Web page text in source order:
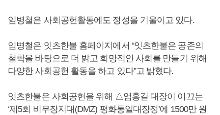
임병철은 사회공헌활동에도 정성을 기울이고 있다.
임병철은 잇츠한불 홈페이지에서 “잇츠한불은 공존의
철학을 바탕으로 더 밝고 희망적인 사회를 만들기 위해
다양한 사회공헌 활동을 하고 있다”고 밝혔다.
잇츠한불은 사회공헌을 위해 △엄홍길 대장이 이끄는
‘제5회 비무장지대(DMZ) 평화통일대장정’에 1500만 원